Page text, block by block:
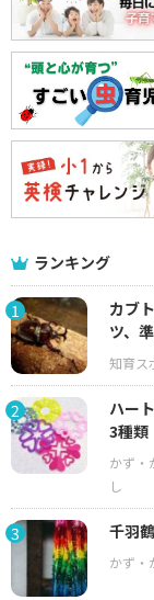
ランキング
1
カブ
ツ、
2
ハー
3種類
3 千羽